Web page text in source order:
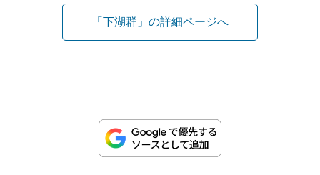
「下湖群」の詳細ページへ